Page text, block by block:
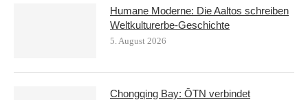
Humane Moderne: Die Aaltos schreiben
Weltkulturerbe-Geschichte
5. August 2026
Chongqing Bay: ŌTN verbindet